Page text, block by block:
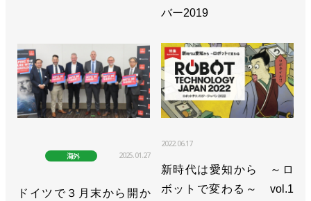
バー2019
海外 2025.01.27
ドイツで３月末から開か
2022.06.17
新時代は愛知から ～ロ
ボットで変わる～ vol.1